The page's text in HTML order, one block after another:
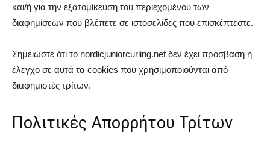
και/ή για την εξατομίκευση του περιεχομένου των
διαφημίσεων που βλέπετε σε ιστοσελίδες που επισκέπτεστε.
Σημειώστε ότι το nordicjuniorcurling.net δεν έχει πρόσβαση ή
έλεγχο σε αυτά τα cookies που χρησιμοποιούνται από
διαφημιστές τρίτων.
Πολιτικές Απορρήτου Τρίτων